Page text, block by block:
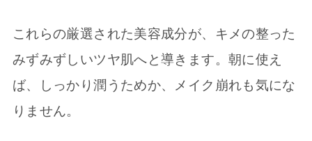
これらの厳選された美容成分が、キメの整った
みずみずしいツヤ肌へと導きます。朝に使え
ば、しっかり潤うためか、メイク崩れも気にな
りません。